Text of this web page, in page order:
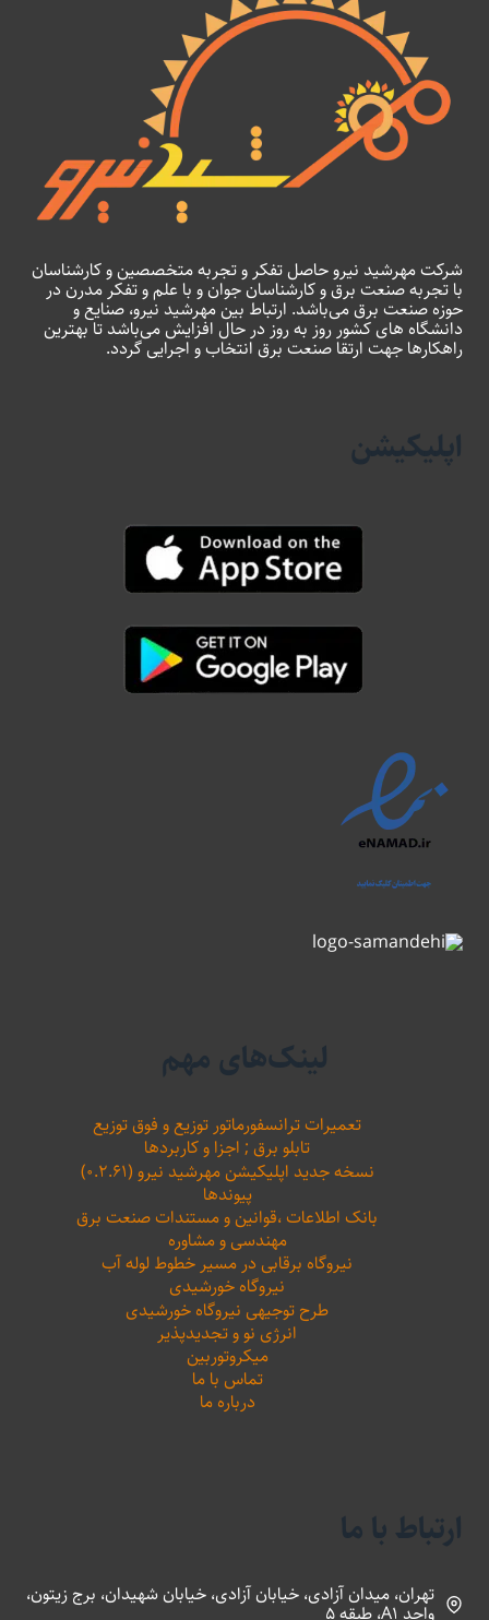
شرکت مهرشید نیرو حاصل تفکر و تجربه متخصصین و کارشناسان
با تجربه صنعت برق و کارشناسان جوان و با علم و تفکر مدرن در
حوزه صنعت برق می‌باشد. ارتباط بین مهرشید نیرو، صنایع و
دانشگاه های کشور روز به روز در حال افزایش می‌باشد تا بهترین
راهکارها جهت ارتقا صنعت برق انتخاب و اجرایی گردد.
اپلیکیشن
لینک‌های مهم
تعمیرات ترانسفورماتور توزیع و فوق توزیع
تابلو برق ; اجزا و کاربردها
نسخه جدید اپلیکیشن مهرشید نیرو (۰.۲.۶۱)
پیوندها
بانک اطلاعات ،‌قوانین و مستندات صنعت برق
مهندسی و مشاوره
نیروگاه برقابی در مسیر خطوط لوله آب
نیروگاه خورشیدی
طرح توجیهی نیروگاه خورشیدی
انرژی نو و تجدیدپذیر
میکروتوربین
تماس با ما
درباره ما
ارتباط با ما
تهران، میدان آزادی، خیابان آزادی، خیابان شهیدان، برج زیتون،
واحد A1، طبقه 5